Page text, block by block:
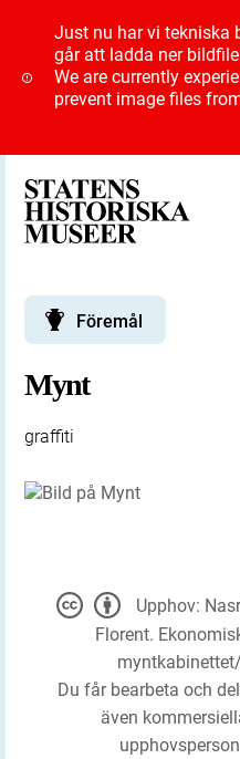
Just nu har vi tekniska
går att ladda ner
We are currently
prevent image files
Föremål
Mynt
graffiti
Upphov:
Florent.
Du får bearbeta och
även